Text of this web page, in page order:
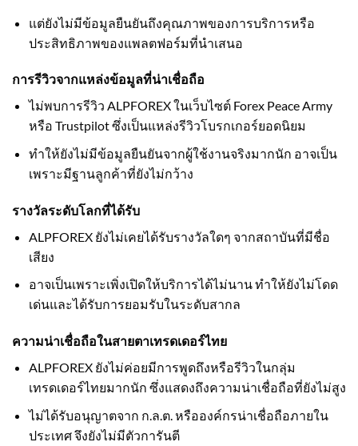
แต่ยังไม่มีข้อมูลยืนยันถึงคุณภาพของการบริการหรือ
ประสิทธิภาพของแพลตฟอร์มที่นำเสนอ
การรีวิวจากแหล่งข้อมูลที่น่าเชื่อถือ
ไม่พบการรีวิว ALPFOREX ในเว็บไซต์ Forex Peace Army
หรือ Trustpilot ซึ่งเป็นแหล่งรีวิวโบรกเกอร์ยอดนิยม
ทำให้ยังไม่มีข้อมูลยืนยันจากผู้ใช้งานจริงมากนัก อาจเป็น
เพราะมีฐานลูกค้าที่ยังไม่กว้าง
รางวัลระดับโลกที่ได้รับ
ALPFOREX ยังไม่เคยได้รับรางวัลใดๆ จากสถาบันที่มีชื่อ
เสียง
อาจเป็นเพราะเพิ่งเปิดให้บริการได้ไม่นาน ทำให้ยังไม่โดด
เด่นและได้รับการยอมรับในระดับสากล
ความน่าเชื่อถือในสายตาเทรดเดอร์ไทย
ALPFOREX ยังไม่ค่อยมีการพูดถึงหรือรีวิวในกลุ่ม
เทรดเดอร์ไทยมากนัก ซึ่งแสดงถึงความน่าเชื่อถือที่ยังไม่สูง
ไม่ได้รับอนุญาตจาก ก.ล.ต. หรือองค์กรน่าเชื่อถือภายใน
ประเทศ จึงยังไม่มีตัวการันตี